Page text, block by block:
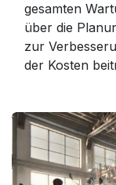
gesamten
über die
zur
der Kosten